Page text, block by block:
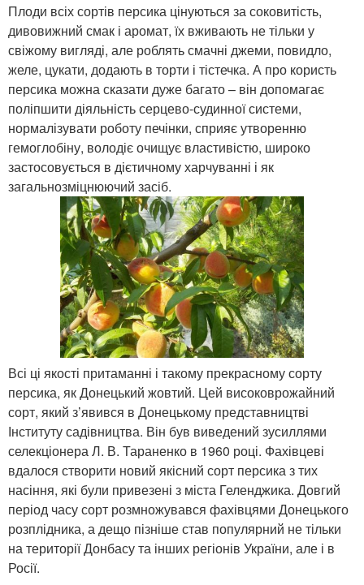
Плоди всіх сортів персика цінуються за соковитість,
дивовижний смак і аромат, їх вживають не тільки у
свіжому вигляді, але роблять смачні джеми, повидло,
желе, цукати, додають в торти і тістечка. А про користь
персика можна сказати дуже багато – він допомагає
поліпшити діяльність серцево-судинної системи,
нормалізувати роботу печінки, сприяє утворенню
гемоглобіну, володіє очищує властивістю, широко
застосовується в дієтичному харчуванні і як
загальнозміцнюючий засіб.
Всі ці якості притаманні і такому прекрасному сорту
персика, як Донецький жовтий. Цей високоврожайний
сорт, який з’явився в Донецькому представництві
Інституту садівництва. Він був виведений зусиллями
селекціонера Л. В. Тараненко в 1960 році. Фахівцеві
вдалося створити новий якісний сорт персика з тих
насіння, які були привезені з міста Геленджика. Довгий
період часу сорт розмножувався фахівцями Донецького
розплідника, а дещо пізніше став популярний не тільки
на території Донбасу та інших регіонів України, але і в
Росії.